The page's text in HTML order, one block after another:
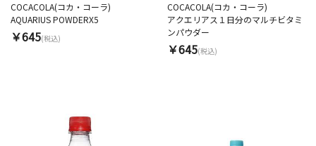
COCACOLA(コカ・コーラ)
AQUARIUS POWDERX5
￥645(税込)
COCACOLA(コカ・コーラ)
アクエリアス１日分のマルチビタミ
ンパウダー
￥645(税込)